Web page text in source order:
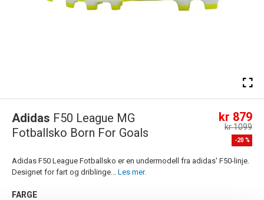
-20 %
Adidas F50 League MG
Fotballsko Born For Goals
kr 879
kr 1099
Adidas F50 League Fotballsko er en undermodell fra adidas' F50-linje.
Designet for fart og driblinge... Les mer.
FARGE